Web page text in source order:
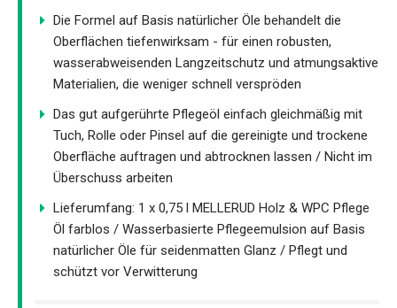
Die Formel auf Basis natürlicher Öle behandelt die
Oberflächen tiefenwirksam - für einen robusten,
wasserabweisenden Langzeitschutz und atmungsaktive
Materialien, die weniger schnell verspröden
Das gut aufgerührte Pflegeöl einfach gleichmäßig mit
Tuch, Rolle oder Pinsel auf die gereinigte und trockene
Oberfläche auftragen und abtrocknen lassen / Nicht im
Überschuss arbeiten
Lieferumfang: 1 x 0,75 l MELLERUD Holz & WPC Pflege
Öl farblos / Wasserbasierte Pflegeemulsion auf Basis
natürlicher Öle für seidenmatten Glanz / Pflegt und
schützt vor Verwitterung